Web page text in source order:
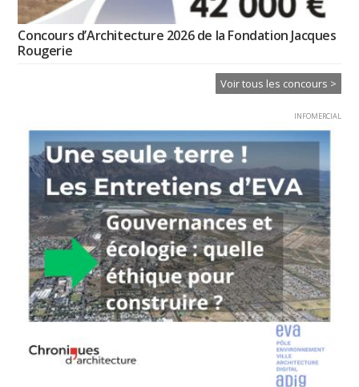
Concours d’Architecture 2026 de la Fondation Jacques
Rougerie
Voir tous les concours >
INFOMERCIAL